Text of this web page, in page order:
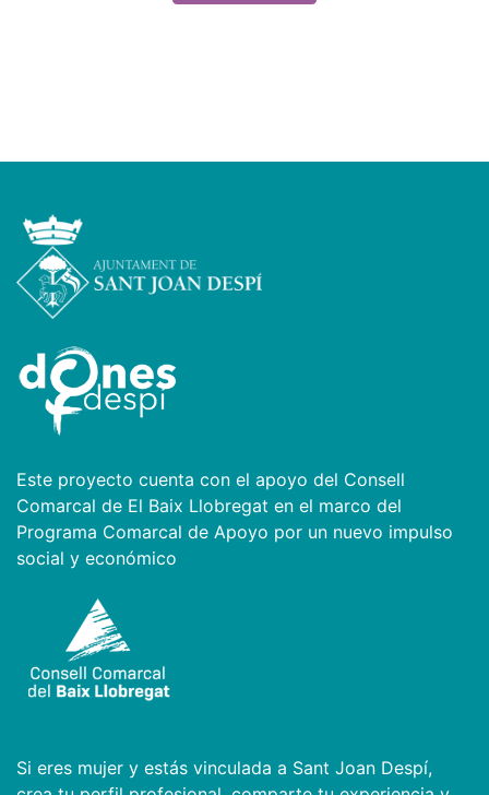
Este proyecto cuenta con el apoyo del Consell
Comarcal de El Baix Llobregat en el marco del
Programa Comarcal de Apoyo por un nuevo impulso
social y económico
Si eres mujer y estás vinculada a Sant Joan Despí,